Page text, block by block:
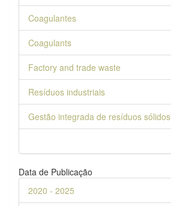
Coagulantes
Coagulants
Factory and trade waste
Resíduos industriais
Gestão integrada de resíduos sólidos
Data de Publicação
2020 - 2025